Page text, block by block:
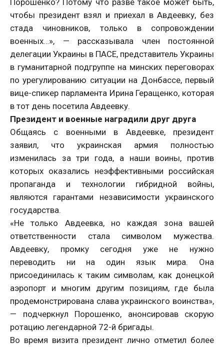
чтобы президент взял и приехал в Авдеевку, без
стада чиновников, только в сопровождении
военных…», — рассказывала член постоянной
делегации Украины в ПАСЕ, представитель Украины
в гуманитарной подгруппе на минских переговорах
по урегулированию ситуации на Донбассе, первый
вице-спикер парламента Ирина Геращенко, которая
в тот день посетила Авдеевку.
Президент и военные наградили друг друга
Общаясь с военными в Авдеевке, президент
заявил, что украинская армия полностью
изменилась за три года, а наши воины, против
которых оказались неэффективными российская
пропаганда и технологии гибридной войны,
являются гарантами независимости украинского
государства.
«Не только Авдеевка, но каждая зона вашей
ответственности стала символом мужества.
Авдеевку, промку сегодня уже не нужно
переводить ни на один язык мира. Она
присоединилась к таким символам, как донецкой
аэропорт и многим другим позициям, где была
продемонстрирована слава украинского воинства»,
— подчеркнул Порошенко, анонсировав скорую
ротацию легендарной 72-й бригады.
Во время визита президент лично отметил более